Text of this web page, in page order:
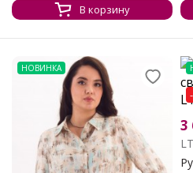
В корзину
НОВИНКА
3